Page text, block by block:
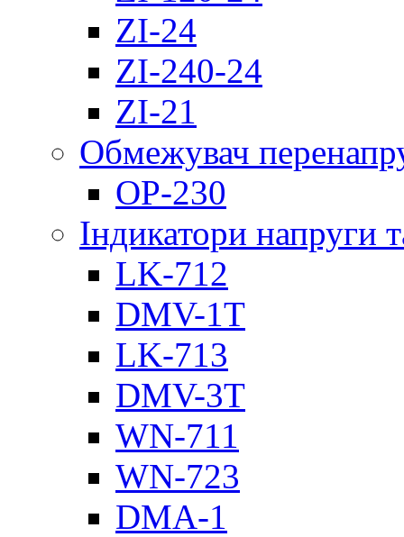
ZI-24
ZI-240-24
ZI-21
Обмежувач
OP-230
Індикатори напруги
LK-712
DMV-1T
LK-713
DMV-3T
WN-711
WN-723
DMA-1